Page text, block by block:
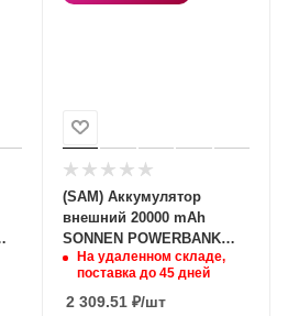
(SAM) Аккумулятор
внешний 20000 mAh
SONNEN POWERBANK
Q60P БЫСТРАЯ
ЗАРЯДКА, 2 USB, литий-
полимерный, 263033,
На удаленном складе,
поставка до 45 дней
2 309.51₽/шт